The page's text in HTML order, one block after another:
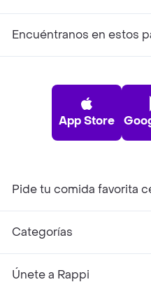
Encuéntranos en estos
App Store
Pide tu comida favorita
Categorías
Únete a Rappi